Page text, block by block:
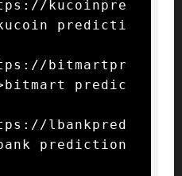
kucoinpre
predicti
bitmartpr
predic
lbankpred
prediction